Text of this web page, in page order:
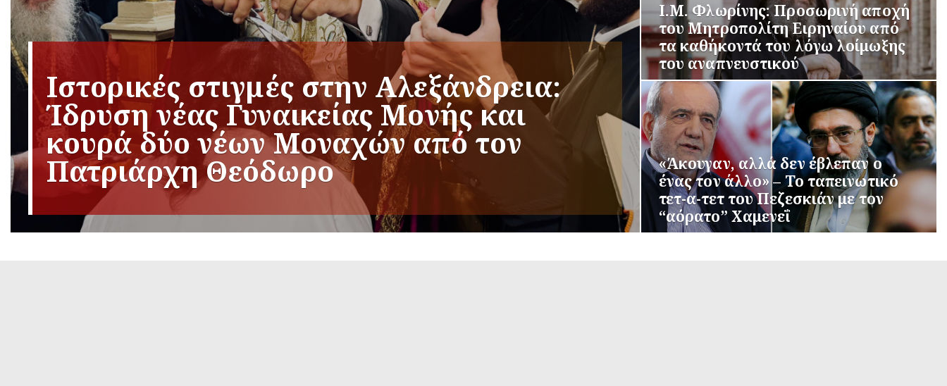
Ιστορικές στιγμές στην Αλεξάνδρεια:
Ίδρυση νέας Γυναικείας Μονής και
κουρά δύο νέων Μοναχών από τον
Πατριάρχη Θεόδωρο
Ι.Μ. Φλωρίνης: Προσωρινή αποχή
του Μητροπολίτη Ειρηναίου από
τα καθήκοντά του λόγω λοίμωξης
του αναπνευστικού
«Άκουγαν, αλλά δεν έβλεπαν ο
ένας τον άλλο» – Το ταπεινωτικό
τετ-α-τετ του Πεζεσκιάν με τον
“αόρατο” Χαμενεΐ